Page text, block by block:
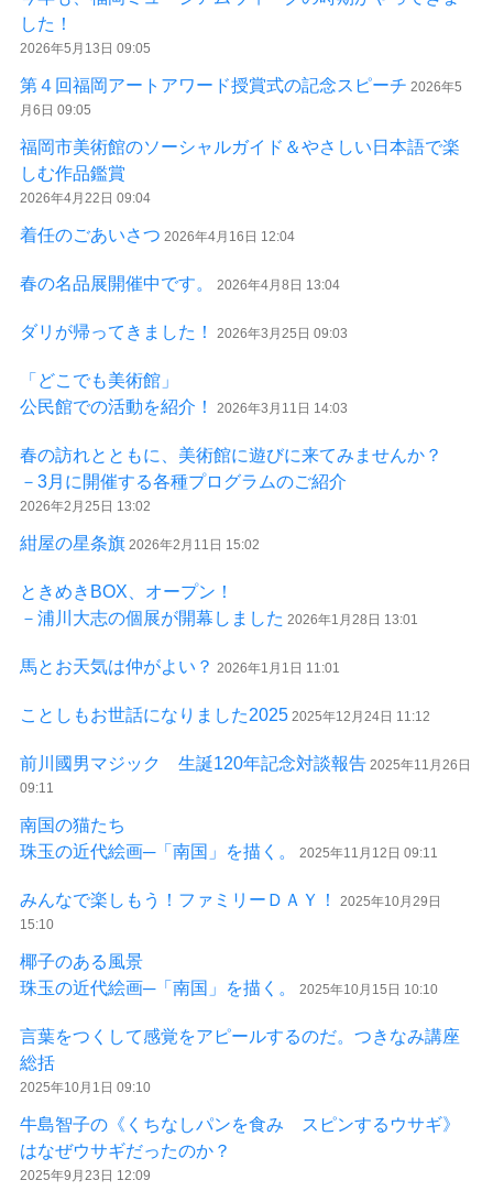
した！
2026年5月13日 09:05
第４回福岡アートアワード授賞式の記念スピーチ 2026年5
月6日 09:05
福岡市美術館のソーシャルガイド＆やさしい日本語で楽
しむ作品鑑賞
2026年4月22日 09:04
着任のごあいさつ 2026年4月16日 12:04
春の名品展開催中です。 2026年4月8日 13:04
ダリが帰ってきました！ 2026年3月25日 09:03
「どこでも美術館」
公民館での活動を紹介！
2026年3月11日 14:03
春の訪れとともに、美術館に遊びに来てみませんか？
－3月に開催する各種プログラムのご紹介
2026年2月25日 13:02
紺屋の星条旗 2026年2月11日 15:02
ときめきBOX、オープン！
－浦川大志の個展が開幕しました 2026年1月28日 13:01
馬とお天気は仲がよい？ 2026年1月1日 11:01
ことしもお世話になりました2025 2025年12月24日 11:12
前川國男マジック 生誕120年記念対談報告 2025年11月26日
09:11
南国の猫たち
珠玉の近代絵画─「南国」を描く。
2025年11月12日 09:11
みんなで楽しもう！ファミリーＤＡＹ！
2025年10月29日
15:10
椰子のある風景
珠玉の近代絵画─「南国」を描く。
2025年10月15日 10:10
言葉をつくして感覚をアピールするのだ。つきなみ講座
総括
2025年10月1日 09:10
牛島智子の《くちなしパンを食み スピンするウサギ》
はなぜウサギだったのか？
2025年9月23日 12:09